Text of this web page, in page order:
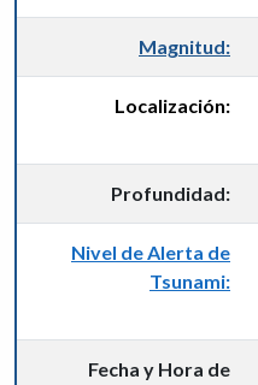
Magnitud:
Localización:
Profundidad:
Nivel de Alerta de
Tsunami:
Fecha y Hora de